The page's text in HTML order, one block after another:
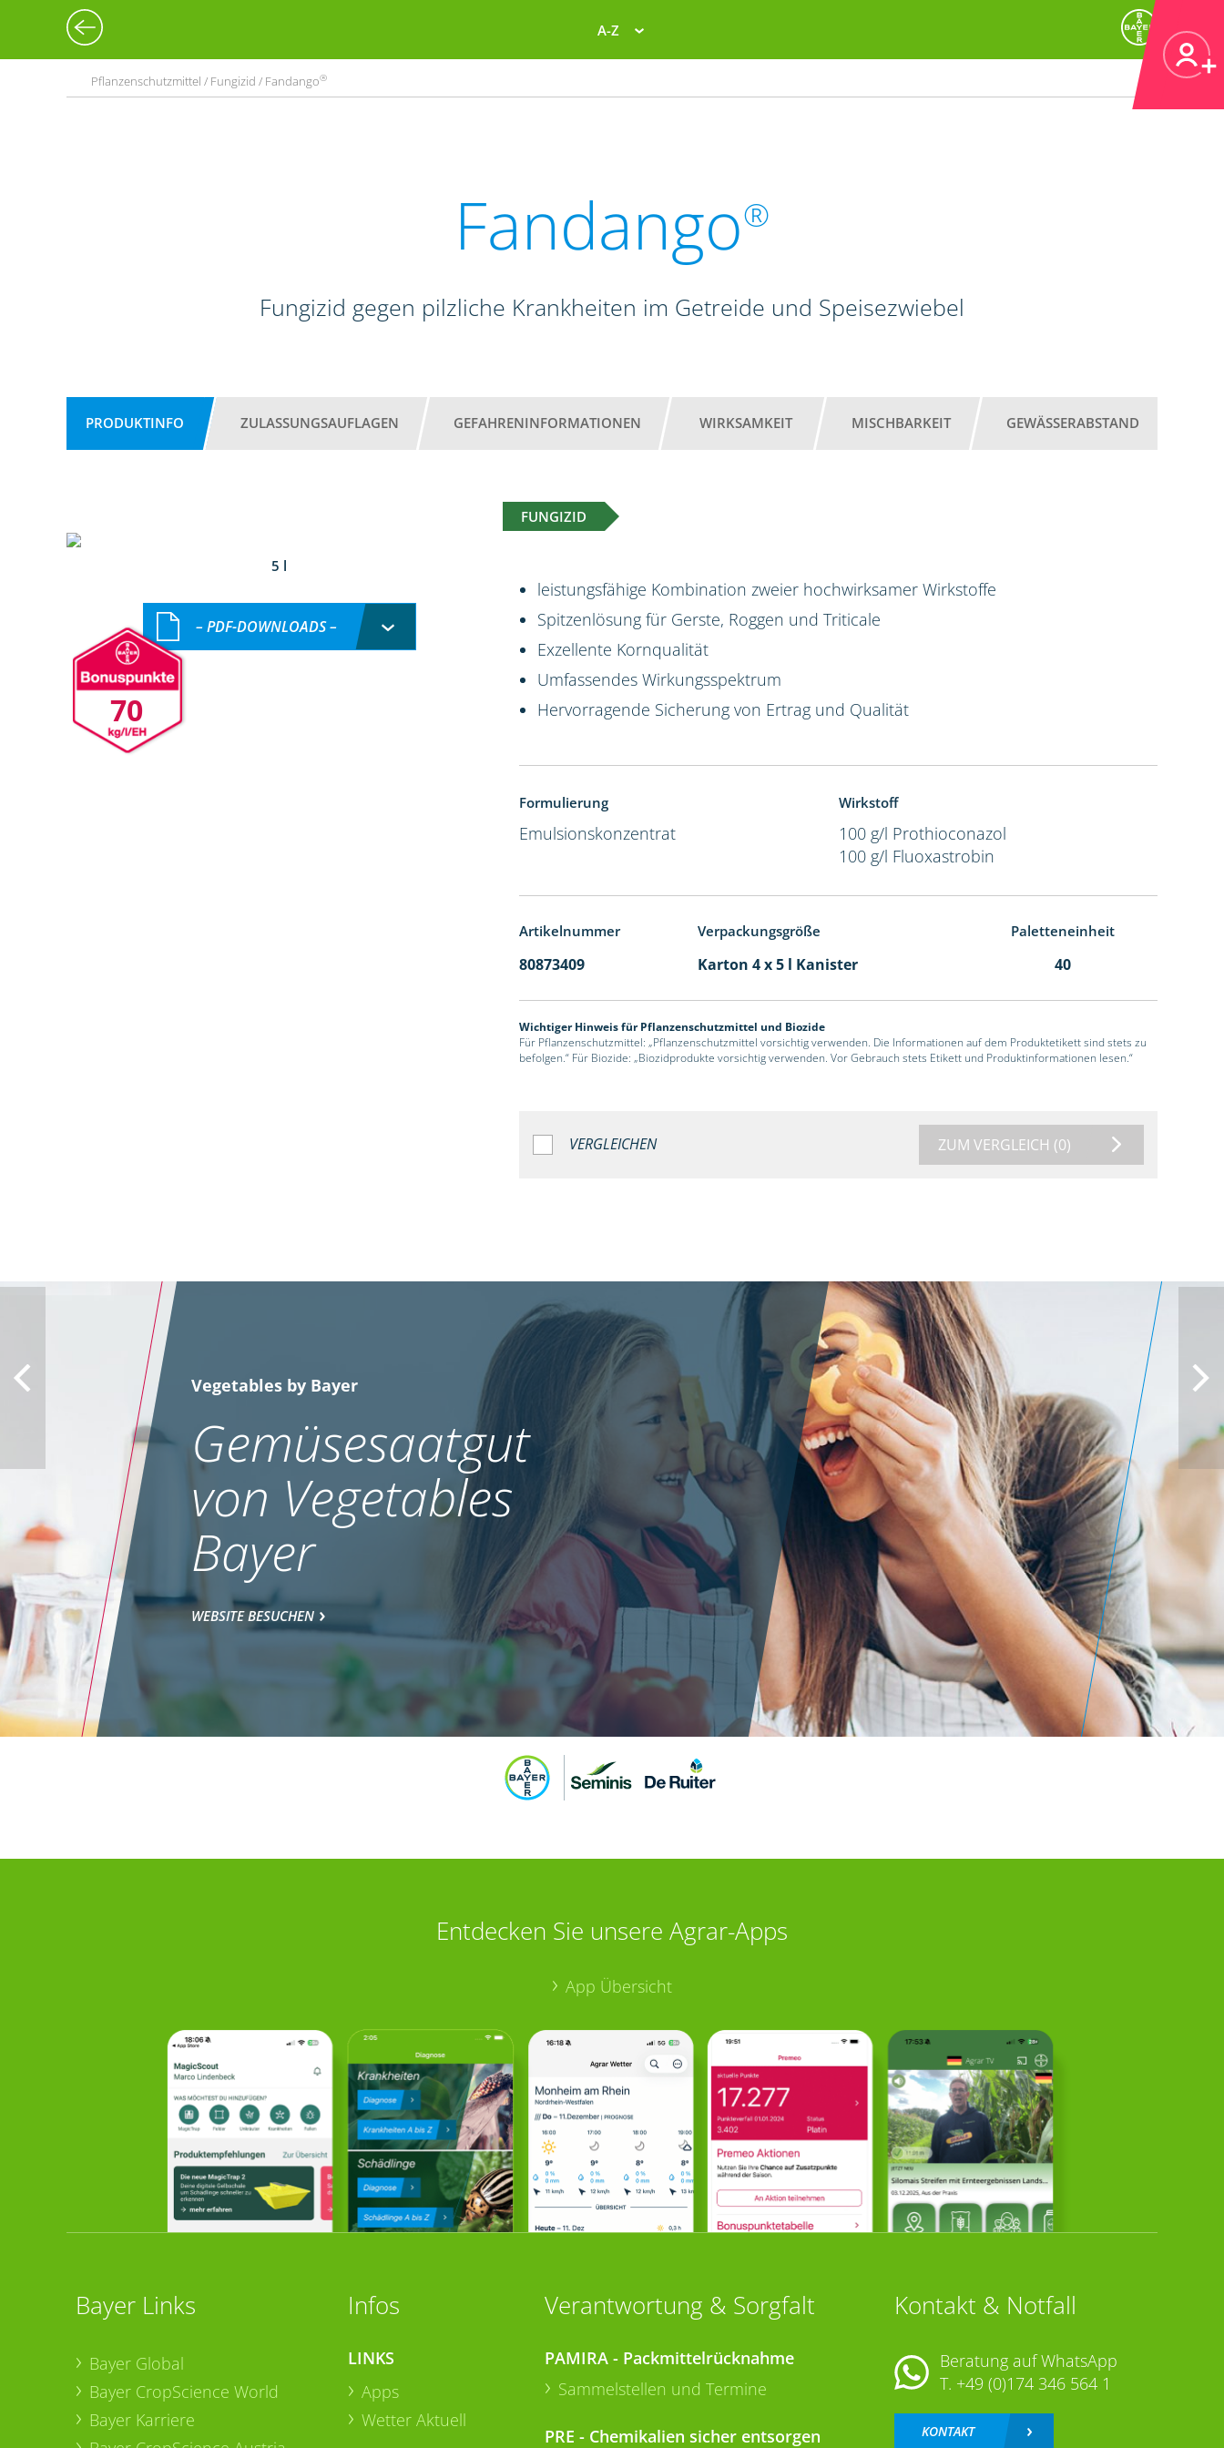
A-Z
Pflanzenschutzmittel / Fungizid / Fandango®
Fandango®
Fungizid gegen pilzliche Krankheiten im Getreide und Speisezwiebel
PRODUKTINFO ZULASSUNGSAUFLAGEN GEFAHRENINFORMATIONEN WIRKSAMKEIT MISCHBARKEIT GEWÄSSERABSTAND
FUNGIZID
5 l
70
– PDF-DOWNLOADS –
leistungsfähige Kombination zweier hochwirksamer Wirkstoffe
Spitzenlösung für Gerste, Roggen und Triticale
Exzellente Kornqualität
Umfassendes Wirkungsspektrum
Hervorragende Sicherung von Ertrag und Qualität
Formulierung
Emulsionskonzentrat
Wirkstoff
100 g/l Prothioconazol
100 g/l Fluoxastrobin
Artikelnummer Verpackungsgröße Paletteneinheit
80873409 Karton 4 x 5 l Kanister 40
Wichtiger Hinweis für Pflanzenschutzmittel und Biozide
Für Pflanzenschutzmittel: „Pflanzenschutzmittel vorsichtig verwenden. Die Informationen auf dem Produktetikett sind stets zu
befolgen.“ Für Biozide: „Biozidprodukte vorsichtig verwenden. Vor Gebrauch stets Etikett und Produktinformationen lesen.“
VERGLEICHEN ZUM VERGLEICH (0)
Vegetables by Bayer
Gemüsesaatgut
von Vegetables
Bayer
WEBSITE BESUCHEN
Entdecken Sie unsere Agrar-Apps
App Übersicht
Bayer Links
Bayer Global
Bayer CropScience World
Bayer Karriere
Infos
LINKS
Apps
Wetter Aktuell
Verantwortung & Sorgfalt
PAMIRA - Packmittelrücknahme
Sammelstellen und Termine
PRE - Chemikalien sicher entsorgen
Kontakt & Notfall
Beratung auf WhatsApp
T. +49 (0)174 346 564 1
KONTAKT